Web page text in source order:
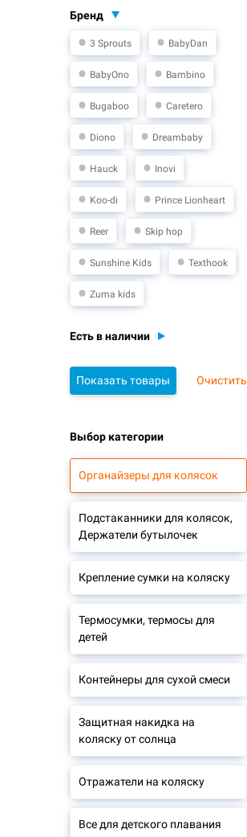
Бренд
3 Sprouts BabyDan
BabyOno Bambino
Bugaboo Caretero
Diono Dreambaby
Hauck Inovi
Koo-di Prince Lionheart
Reer Skip hop
Sunshine Kids Texthook
Zuma kids
Есть в наличии
Очистить
Выбор категории
Органайзеры для колясок
Подстаканники для колясок,
Держатели бутылочек
Крепление сумки на коляску
Термосумки, термосы для
детей
Контейнеры для сухой смеси
Защитная накидка на
коляску от солнца
Отражатели на коляску
Все для детского плавания